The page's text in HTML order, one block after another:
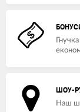
ШОУ-
Наш